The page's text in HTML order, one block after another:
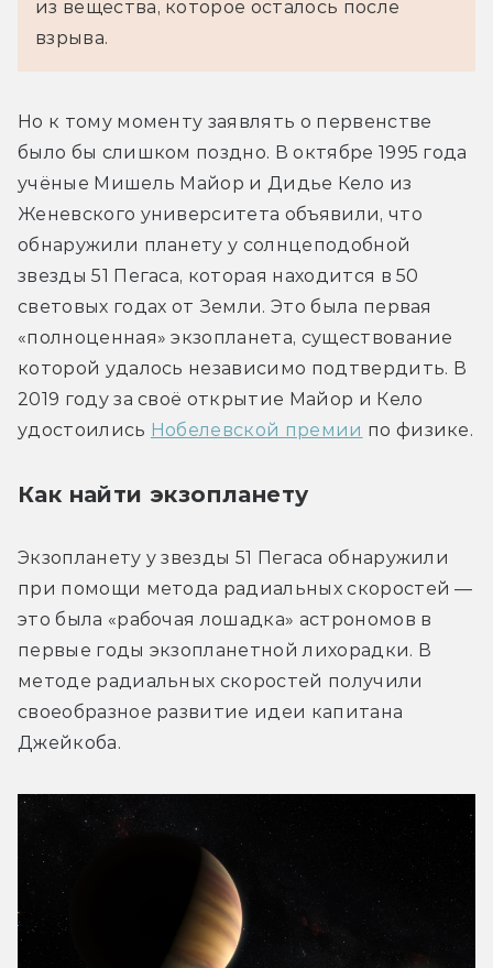
из вещества, которое осталось после
взрыва.
Но к тому моменту заявлять о первенстве
было бы слишком поздно. В октябре 1995 года
учёные Мишель Майор и Дидье Кело из
Женевского университета объявили, что
обнаружили планету у солнцеподобной
звезды 51 Пегаса, которая находится в 50
световых годах от Земли. Это была первая
«полноценная» экзопланета, существование
которой удалось независимо подтвердить. В
2019 году за своё открытие Майор и Кело
удостоились Нобелевской премии по физике.
Как найти экзопланету
Экзопланету у звезды 51 Пегаса обнаружили
при помощи метода радиальных скоростей —
это была «рабочая лошадка» астрономов в
первые годы экзопланетной лихорадки. В
методе радиальных скоростей получили
своеобразное развитие идеи капитана
Джейкоба.